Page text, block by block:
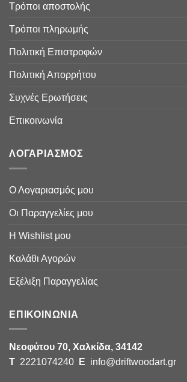
Τρόποι αποστολής
Τρόποι πληρωμής
Πολιτική Επιστροφών
Πολιτική Απορρήτου
Συχνές Ερωτήσεις
Επικοινωνία
ΛΟΓΑΡΙΑΣΜΟΣ
Ο Λογαριασμός μου
Οι Παραγγελίες μου
Η Wishlist μου
Καλάθι Αγορών
Εξέλιξη Παραγγελίας
ΕΠΙΚΟΙΝΩΝΙΑ
Νεοφύτου 70, Χαλκίδα, 34142
Τ 2221074240 E info@driftwoodart.gr